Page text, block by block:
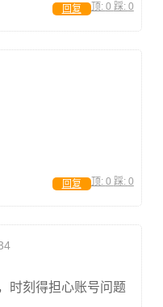
顶: 0 踩: 0
回复
顶: 0 踩: 0
回复
时刻得担心账号问题